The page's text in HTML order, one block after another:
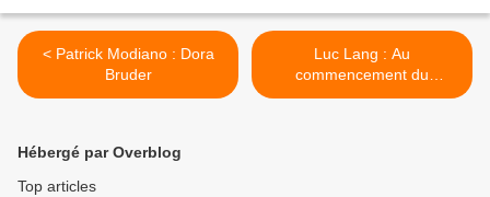
< Patrick Modiano : Dora
Bruder
Luc Lang : Au
commencement du
septième jour >
Hébergé par Overblog
Top articles